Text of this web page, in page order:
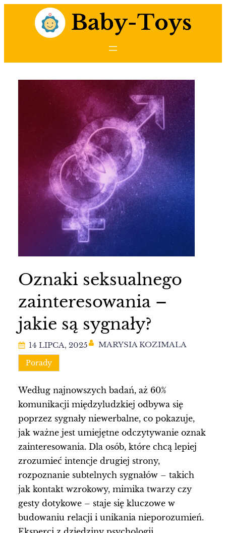
Oznaki seksualnego
zainteresowania –
jakie są sygnały?
14 LIPCA, 2025 MARYSIA KOZIMALA
Porady
Według najnowszych badań, aż 60%
komunikacji międzyludzkiej odbywa się
poprzez sygnały niewerbalne, co pokazuje,
jak ważne jest umiejętne odczytywanie oznak
zainteresowania. Dla osób, które chcą lepiej
zrozumieć intencje drugiej strony,
rozpoznanie subtelnych sygnałów – takich
jak kontakt wzrokowy, mimika twarzy czy
gesty dotykowe – staje się kluczowe w
budowaniu relacji i unikania nieporozumień.